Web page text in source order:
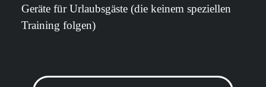
Geräte für Urlaubsgäste (die keinem speziellen
Training folgen)